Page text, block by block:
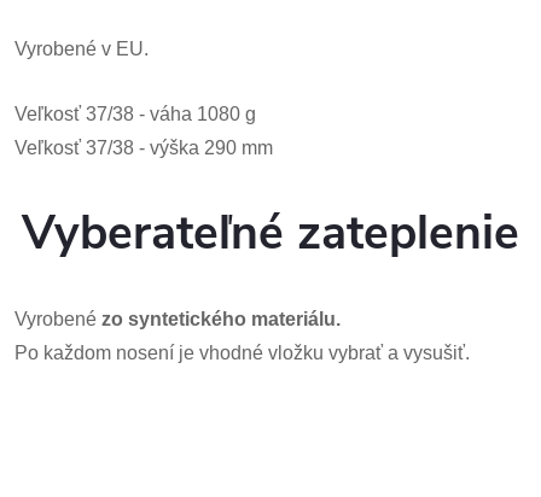
Vyrobené v EU.
Veľkosť 37/38 - váha 1080 g
Veľkosť 37/38 - výška 290 mm
Vyberateľné zateplenie
Vyrobené zo syntetického materiálu.
Po každom nosení je vhodné vložku vybrať a vysušiť.